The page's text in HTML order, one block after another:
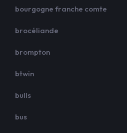
bourgogne franche comte
brocéliande
brompton
btwin
bulls
bus